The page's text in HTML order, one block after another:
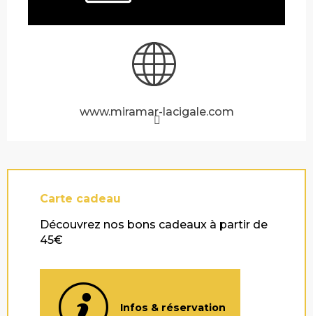
www.miramar-lacigale.com
Carte cadeau
Découvrez nos bons cadeaux à partir de
45€
Infos & réservation